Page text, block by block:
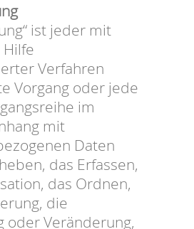
ist jeder mit
Verfahren
Vorgang oder jede
im
mit
Daten
das Erfassen,
das Ordnen,
die
oder Veränderung,